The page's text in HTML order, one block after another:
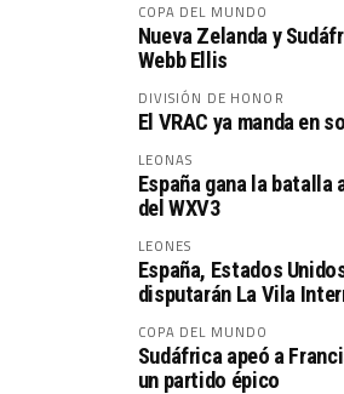
COPA DEL MUNDO
Nueva Zelanda y
Webb Ellis
DIVISIÓN DE HONOR
El VRAC ya manda en
LEONAS
España gana la batalla
del WXV3
LEONES
España, Estados
disputarán La Vila
COPA DEL MUNDO
Sudáfrica apeó a
un partido épico